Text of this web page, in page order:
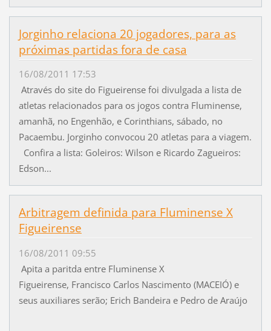
Jorginho relaciona 20 jogadores, para as
próximas partidas fora de casa
16/08/2011 17:53
Através do site do Figueirense foi divulgada a lista de
atletas relacionados para os jogos contra Fluminense,
amanhã, no Engenhão, e Corinthians, sábado, no
Pacaembu. Jorginho convocou 20 atletas para a viagem.
Confira a lista: Goleiros: Wilson e Ricardo Zagueiros:
Edson...
Arbitragem definida para Fluminense X
Figueirense
16/08/2011 09:55
Apita a paritda entre Fluminense X
Figueirense, Francisco Carlos Nascimento (MACEIÓ) e
seus auxiliares serão; Erich Bandeira e Pedro de Araújo